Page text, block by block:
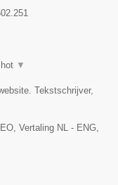
▼
Tekstschrijver,
Vertaling NL - ENG,